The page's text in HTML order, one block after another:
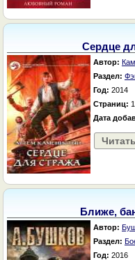
Сердце
Автор:
Раздел:
Год: 2014
Страниц:
Дата
Читать
Ближе,
Автор:
Раздел:
Год: 2016